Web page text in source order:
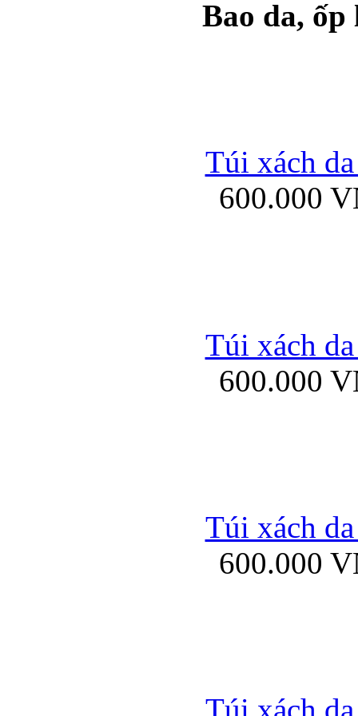
Ốp lưng silicon
Ốp lưng Samsung
Ốp lưng
Bao da,
Túi xách
600.000
Túi xách
600.000
Túi xách
600.000